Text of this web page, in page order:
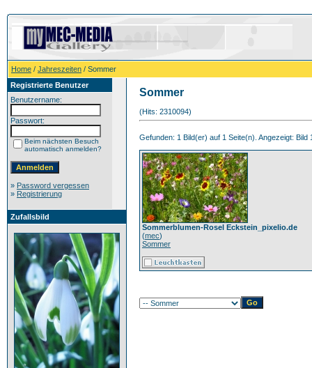
Home / Jahreszeiten / Sommer
Registrierte Benutzer
Benutzername:
Passwort:
Beim nächsten Besuch
automatisch anmelden?
» Password vergessen
» Registrierung
Zufallsbild
Sommer
(Hits: 2310094)
Gefunden: 1 Bild(er) auf 1 Seite(n). Angezeigt: Bild
Sommerblumen-Rosel Eckstein_pixelio.de
(mec)
Sommer